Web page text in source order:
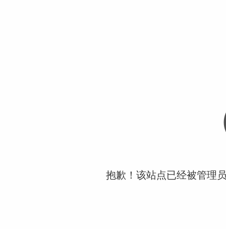
抱歉！该站点已经被管理